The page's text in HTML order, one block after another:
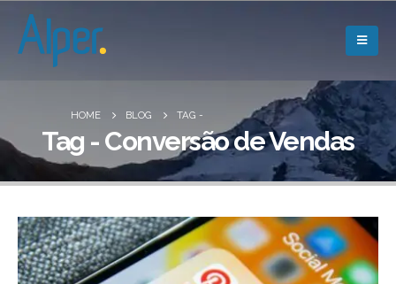
HOME BLOG TAG -
Tag - Conversão de Vendas